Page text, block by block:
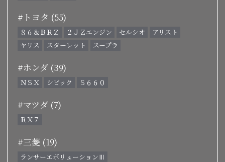
#トヨタ (55)
８６＆ＢＲＺ ２ＪＺエンジン セルシオ
アリスト
ヤリス
スターレット スープラ
#ホンダ (39)
ＮＳＸ シビック Ｓ６６０
#マツダ (7)
ＲＸ７
#三菱 (19)
ランサーエボリューションⅢ